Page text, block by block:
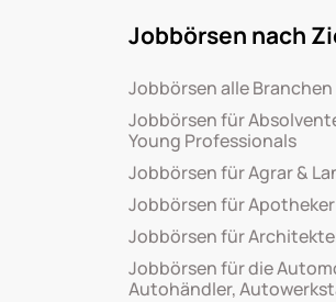
Jobbörsen nach
Jobbörsen alle
Jobbörsen für
Young Professionals
Jobbörsen für Agrar &
Jobbörsen für Apotheker
Jobbörsen für
Jobbörsen für die
Autohändler,